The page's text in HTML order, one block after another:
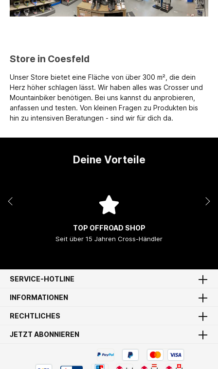
Store in Coesfeld
Unser Store bietet eine Fläche von über 300 m², die dein
Herz höher schlagen lässt. Wir haben alles was Crosser und
Mountainbiker benötigen. Bei uns kannst du anprobieren,
anfassen und testen. Von kleinen Fragen zu Produkten bis
hin zu intensiven Beratungen - sind wir für dich da.
Deine Vorteile
TOP OFFROAD SHOP
Seit über 15 Jahren Cross-Händler
SERVICE-HOTLINE
INFORMATIONEN
RECHTLICHES
JETZT ABONNIEREN